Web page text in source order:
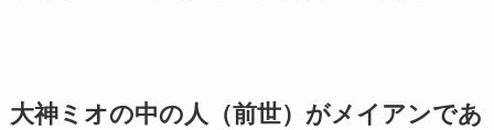
大神ミオの中の人（前世）がメイアンであ